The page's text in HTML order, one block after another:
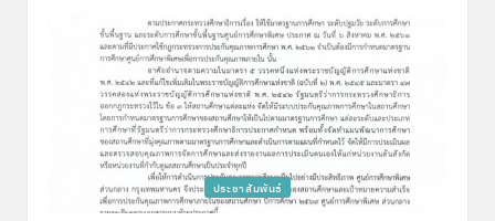
Posted
ประชาสัมพันธ์